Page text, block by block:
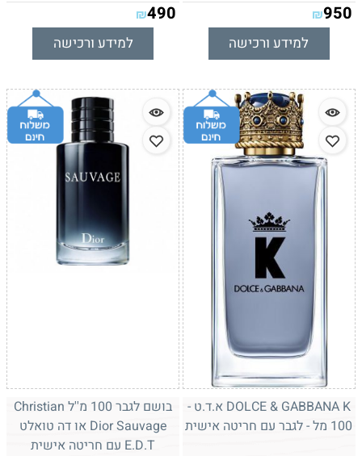
₪950
למידע ורכישה
₪490
למידע ורכישה
DOLCE & GABBANA K א.ד.ט -
100 מל - לגבר עם חריטה אישית
בושם לגבר 100 מ''ל Christian
Dior Sauvage או דה טואלט
E.D.T עם חריטה אישית